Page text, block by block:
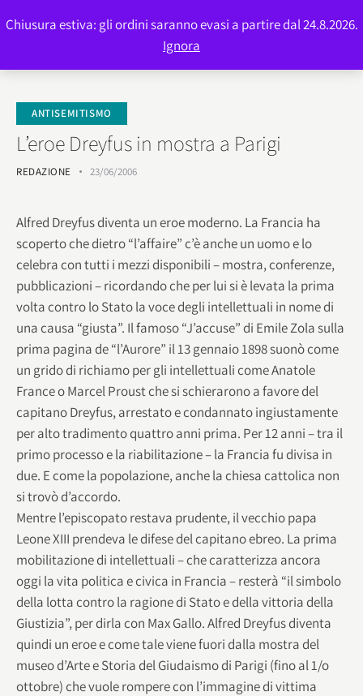
ANTISEMITISMO
L’eroe Dreyfus in mostra a Parigi
REDAZIONE 23/06/2006
Alfred Dreyfus diventa un eroe moderno. La Francia ha
scoperto che dietro “l’affaire” c’è anche un uomo e lo
celebra con tutti i mezzi disponibili – mostra, conferenze,
pubblicazioni – ricordando che per lui si è levata la prima
volta contro lo Stato la voce degli intellettuali in nome di
una causa “giusta”. Il famoso “J’accuse” di Emile Zola sulla
prima pagina de “l’Aurore” il 13 gennaio 1898 suonò come
un grido di richiamo per gli intellettuali come Anatole
France o Marcel Proust che si schierarono a favore del
capitano Dreyfus, arrestato e condannato ingiustamente
per alto tradimento quattro anni prima. Per 12 anni – tra il
primo processo e la riabilitazione – la Francia fu divisa in
due. E come la popolazione, anche la chiesa cattolica non
si trovò d’accordo.
Mentre l’episcopato restava prudente, il vecchio papa
Leone XIII prendeva le difese del capitano ebreo. La prima
mobilitazione di intellettuali – che caratterizza ancora
oggi la vita politica e civica in Francia – resterà “il simbolo
della lotta contro la ragione di Stato e della vittoria della
Giustizia”, per dirla con Max Gallo. Alfred Dreyfus diventa
quindi un eroe e come tale viene fuori dalla mostra del
museo d’Arte e Storia del Giudaismo di Parigi (fino al 1/o
ottobre) che vuole rompere con l’immagine di vittima
Chiusura estiva: gli ordini saranno evasi a partire dal 24.8.2026.
Ignora